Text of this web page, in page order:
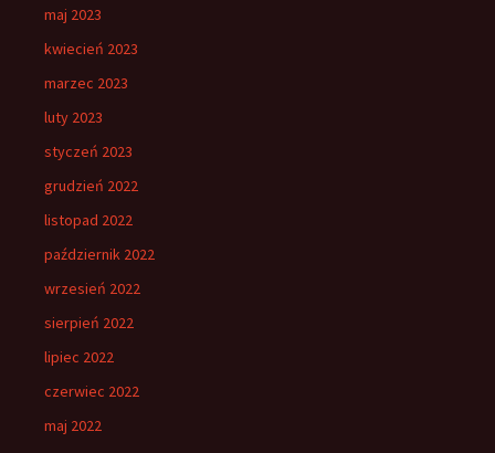
maj 2023
kwiecień 2023
marzec 2023
luty 2023
styczeń 2023
grudzień 2022
listopad 2022
październik 2022
wrzesień 2022
sierpień 2022
lipiec 2022
czerwiec 2022
maj 2022